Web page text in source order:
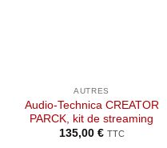
AUTRES
Audio-Technica CREATOR
PARCK, kit de streaming
135,00 € TTC